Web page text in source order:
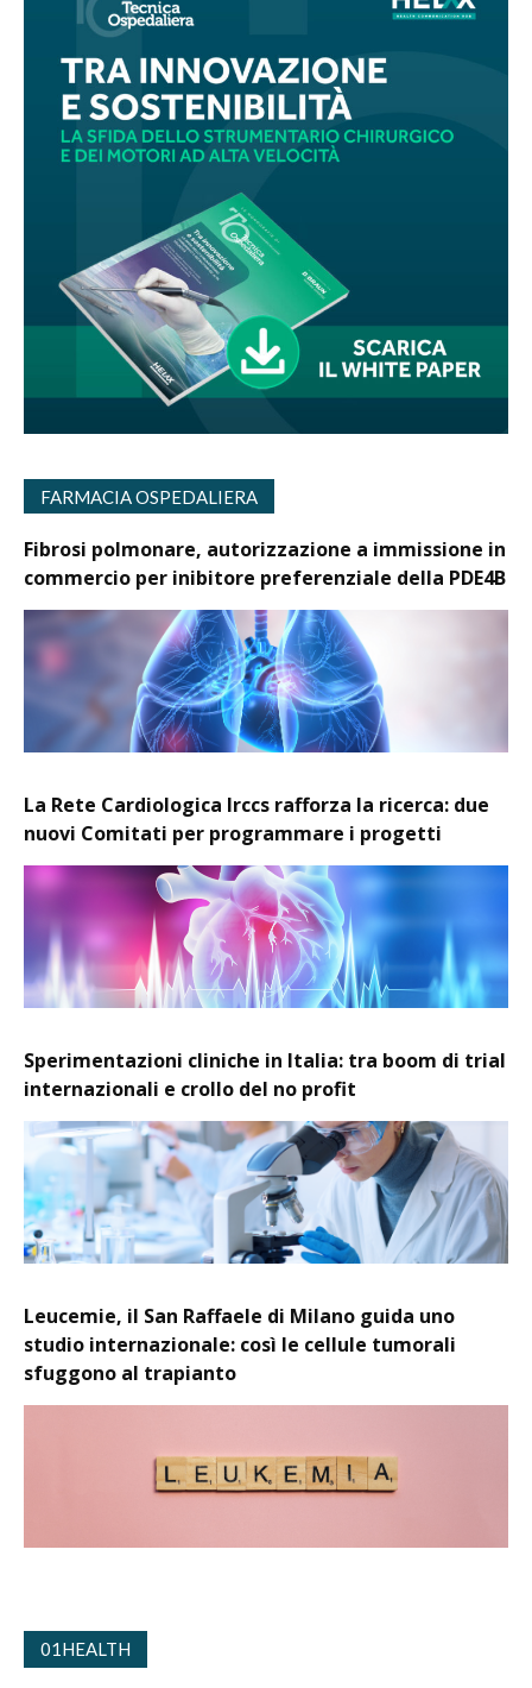
FARMACIA OSPEDALIERA
Fibrosi polmonare, autorizzazione a immissione in
commercio per inibitore preferenziale della PDE4B
La Rete Cardiologica Irccs rafforza la ricerca: due
nuovi Comitati per programmare i progetti
Sperimentazioni cliniche in Italia: tra boom di trial
internazionali e crollo del no profit
Leucemie, il San Raffaele di Milano guida uno
studio internazionale: così le cellule tumorali
sfuggono al trapianto
01HEALTH